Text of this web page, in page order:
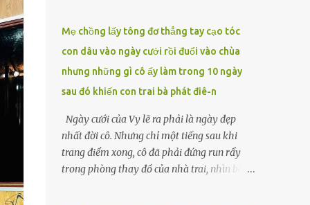
bát, người quản lý gọi My ra. Có vị khách
muốn gặp. Đó là người đàn ông trung niên
mắt chất chứa mệt mỏi. Sau vài câu hỏi
ngắn gọn về hoàn cảnh, ông đẩy chiếc
phong bì dày cộm về phía cô. “Tôi muốn em
ở cùng tôi đêm nay. Một tỷ, đủ để cứu mẹ
em.”My run rẩy. Cô chưa từng nghĩ sẽ phải
đánh đổi bản thân, nhưng cũng không thể
để mẹ chết vì thiếu tiền. Đêm ấy, cô theo ông
Mẹ chồng lấy tông đơ thẳng tay cạo tóc
con dâu vào ngày cưới rồi đuổi vào chùa
nhưng những gì cô ấy làm trong 10 ngày
sau đó khiến con trai bà phát điê-n
Ngày cưới của Vy lẽ ra phải là ngày đẹp
nhất đời cô. Nhưng chỉ một tiếng sau khi
trang điểm xong, cô đã phải đứng run rẩy
trong phòng thay đồ của nhà trai, nhìn bà